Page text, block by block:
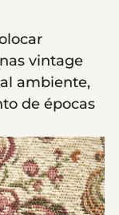
vintage
ambiente,
de épocas